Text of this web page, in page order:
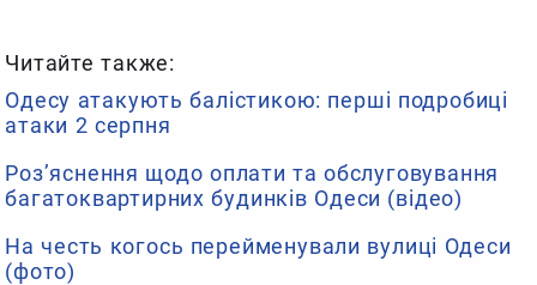
Читайте также:
Одесу атакують балістикою: перші подробиці
атаки 2 серпня
Роз’яснення щодо оплати та обслуговування
багатоквартирних будинків Одеси (відео)
На честь когось перейменували вулиці Одеси
(фото)